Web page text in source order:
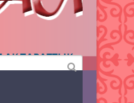
АҚПАРАТТЫҚ